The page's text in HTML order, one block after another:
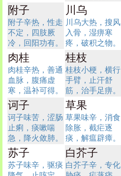
附子
附子辛热，性走
不定，四肢厥
冷，回阳功有。
川乌
川乌大热，搜风
入骨，湿痹寒
疼，破积之物。
肉桂
肉桂辛热，善通
血脉，腹痛虚
寒，温补可得。
桂枝
桂枝小梗，横行
手臂，止汗舒
筋，治手足痹。
诃子
诃子味苦，涩肠
止痢，痰嗽喘
急，降火敛肺。
草果
草果味辛，消食
除胀，截疟逐
痰，解瘟辟瘴。
苏子
苏子味辛，驱痰
白芥子
白芥子辛，专化